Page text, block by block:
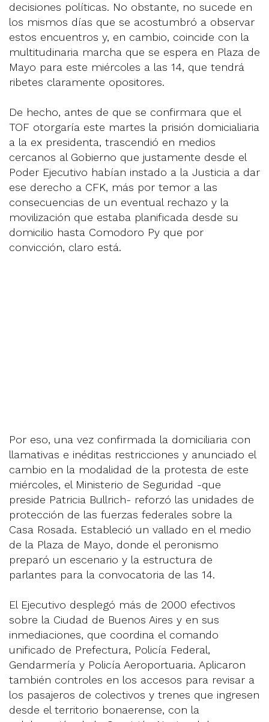
decisiones políticas. No obstante, no sucede en
los mismos días que se acostumbró a observar
estos encuentros y, en cambio, coincide con la
multitudinaria marcha que se espera en Plaza de
Mayo para este miércoles a las 14, que tendrá
ribetes claramente opositores.
De hecho, antes de que se confirmara que el
TOF otorgaría este martes la prisión domicialiaria
a la ex presidenta, trascendió en medios
cercanos al Gobierno que justamente desde el
Poder Ejecutivo habían instado a la Justicia a dar
ese derecho a CFK, más por temor a las
consecuencias de un eventual rechazo y la
movilización que estaba planificada desde su
domicilio hasta Comodoro Py que por
convicción, claro está.
Por eso, una vez confirmada la domiciliaria con
llamativas e inéditas restricciones y anunciado el
cambio en la modalidad de la protesta de este
miércoles, el Ministerio de Seguridad -que
preside Patricia Bullrich- reforzó las unidades de
protección de las fuerzas federales sobre la
Casa Rosada. Estableció un vallado en el medio
de la Plaza de Mayo, donde el peronismo
preparó un escenario y la estructura de
parlantes para la convocatoria de las 14.
El Ejecutivo desplegó más de 2000 efectivos
sobre la Ciudad de Buenos Aires y en sus
inmediaciones, que coordina el comando
unificado de Prefectura, Policía Federal,
Gendarmería y Policía Aeroportuaria. Aplicaron
también controles en los accesos para revisar a
los pasajeros de colectivos y trenes que ingresen
desde el territorio bonaerense, con la